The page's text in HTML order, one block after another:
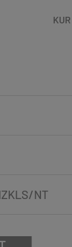
NT